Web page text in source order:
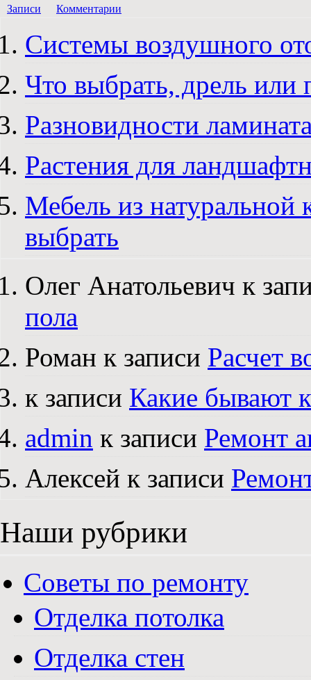
Записи Комментарии
Системы воздушного
Что выбрать, дрель или
Разновидности
Растения для
Мебель из натуральной
выбрать
Олег Анатольевич к
пола
Роман к записи Расчет
к записи Какие бывают
admin к записи Ремонт
Алексей к записи
Наши рубрики
Советы по ремонту
Отделка потолка
Отделка стен